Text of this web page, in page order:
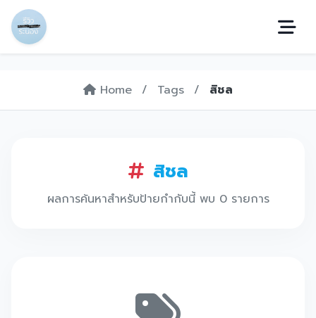
Home / Tags / สิชล
สิชล
ผลการค้นหาสำหรับป้ายกำกับนี้ พบ 0 รายการ